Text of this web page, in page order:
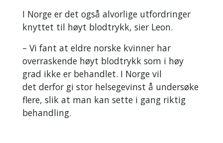
I Norge er det også alvorlige utfordringer
knyttet til høyt blodtrykk, sier Leon.
– Vi fant at eldre norske kvinner har
overraskende høyt blodtrykk som i høy
grad ikke er behandlet. I Norge vil
det derfor gi stor helsegevinst å undersøke
flere, slik at man kan sette i gang riktig
behandling.